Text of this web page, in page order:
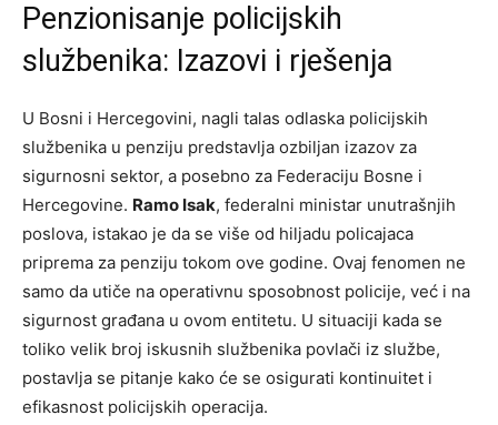
Penzionisanje policijskih
službenika: Izazovi i rješenja
U Bosni i Hercegovini, nagli talas odlaska policijskih
službenika u penziju predstavlja ozbiljan izazov za
sigurnosni sektor, a posebno za Federaciju Bosne i
Hercegovine. Ramo Isak, federalni ministar unutrašnjih
poslova, istakao je da se više od hiljadu policajaca
priprema za penziju tokom ove godine. Ovaj fenomen ne
samo da utiče na operativnu sposobnost policije, već i na
sigurnost građana u ovom entitetu. U situaciji kada se
toliko velik broj iskusnih službenika povlači iz službe,
postavlja se pitanje kako će se osigurati kontinuitet i
efikasnost policijskih operacija.